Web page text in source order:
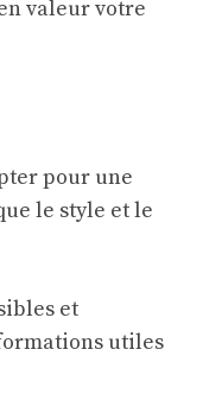
valeur votre
pour une
le style et le
et
utiles